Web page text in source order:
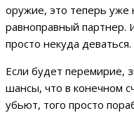
оружие, это теперь уже
равноправный партнер.
просто некуда деваться.
Если будет перемирие,
шансы, что в конечном
убьют, того просто